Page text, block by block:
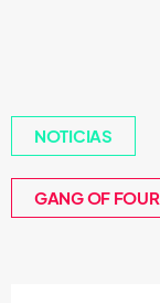
NOTICIAS
GANG OF FOUR